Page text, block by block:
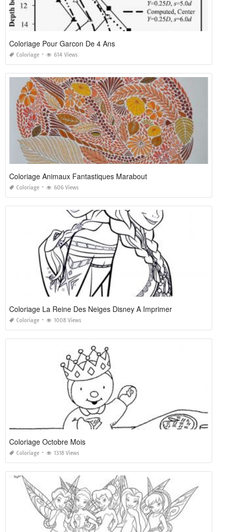
Coloriage Pour Garcon De 4 Ans
Coloriage 614 Views
Coloriage Animaux Fantastiques Marabout
Coloriage 606 Views
Coloriage La Reine Des Neiges Disney A Imprimer
Coloriage 1008 Views
Coloriage Octobre Mois
Coloriage 1318 Views